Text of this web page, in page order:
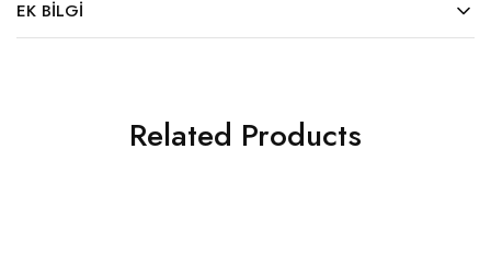
EK BILGI
Related Products